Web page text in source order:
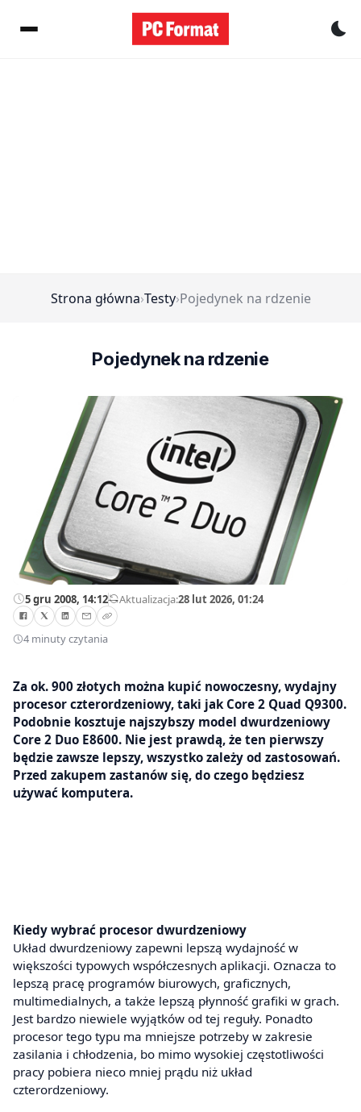
Strona główna›Testy›Pojedynek na rdzenie
Pojedynek na rdzenie
5 gru 2008, 14:12—Aktualizacja:28 lut 2026, 01:24
4 minuty czytania
Za ok. 900 złotych można kupić nowoczesny, wydajny
procesor czterordzeniowy, taki jak Core 2 Quad Q9300.
Podobnie kosztuje najszybszy model dwurdzeniowy
Core 2 Duo E8600. Nie jest prawdą, że ten pierwszy
będzie zawsze lepszy, wszystko zależy od zastosowań.
Przed zakupem zastanów się, do czego będziesz
używać komputera.
Kiedy wybrać procesor dwurdzeniowy
Układ dwurdzeniowy zapewni lepszą wydajność w
większości typowych współczesnych aplikacji. Oznacza to
lepszą pracę programów biurowych, graficznych,
multimedialnych, a także lepszą płynność grafiki w grach.
Jest bardzo niewiele wyjątków od tej reguły. Ponadto
procesor tego typu ma mniejsze potrzeby w zakresie
zasilania i chłodzenia, bo mimo wysokiej częstotliwości
pracy pobiera nieco mniej prądu niż układ
czterordzeniowy.